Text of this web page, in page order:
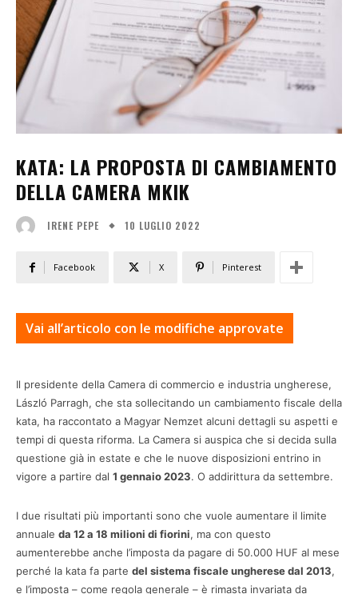
KATA: LA PROPOSTA DI CAMBIAMENTO
DELLA CAMERA MKIK
IRENE PEPE 10 LUGLIO 2022
Facebook X Pinterest
Vai all’articolo con le modifiche approvate
Il presidente della Camera di commercio e industria ungherese,
László Parragh, che sta sollecitando un cambiamento fiscale della
kata, ha raccontato a Magyar Nemzet alcuni dettagli su aspetti e
tempi di questa riforma. La Camera si auspica che si decida sulla
questione già in estate e che le nuove disposizioni entrino in
vigore a partire dal 1 gennaio 2023. O addirittura da settembre.
I due risultati più importanti sono che vuole aumentare il limite
annuale da 12 a 18 milioni di fiorini, ma con questo
aumenterebbe anche l’imposta da pagare di 50.000 HUF al mese
perché la kata fa parte del sistema fiscale ungherese dal 2013,
e l’imposta – come regola generale – è rimasta invariata da